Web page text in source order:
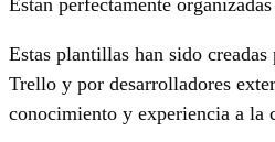
Están perfectamente
Estas plantillas han sido
Trello y por desarrolladores
conocimiento y experiencia a la